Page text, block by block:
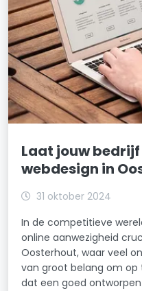
Laat jouw
webdesign in
31 oktober 2024
In de competitieve
online aanwezigheid
Oosterhout, waar veel
van groot belang om op
dat een goed